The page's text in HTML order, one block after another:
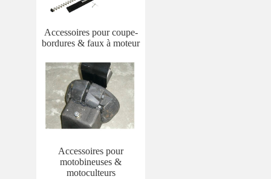
Accessoires pour coupe-
bordures & faux à moteur
Accessoires pour
motobineuses &
motoculteurs